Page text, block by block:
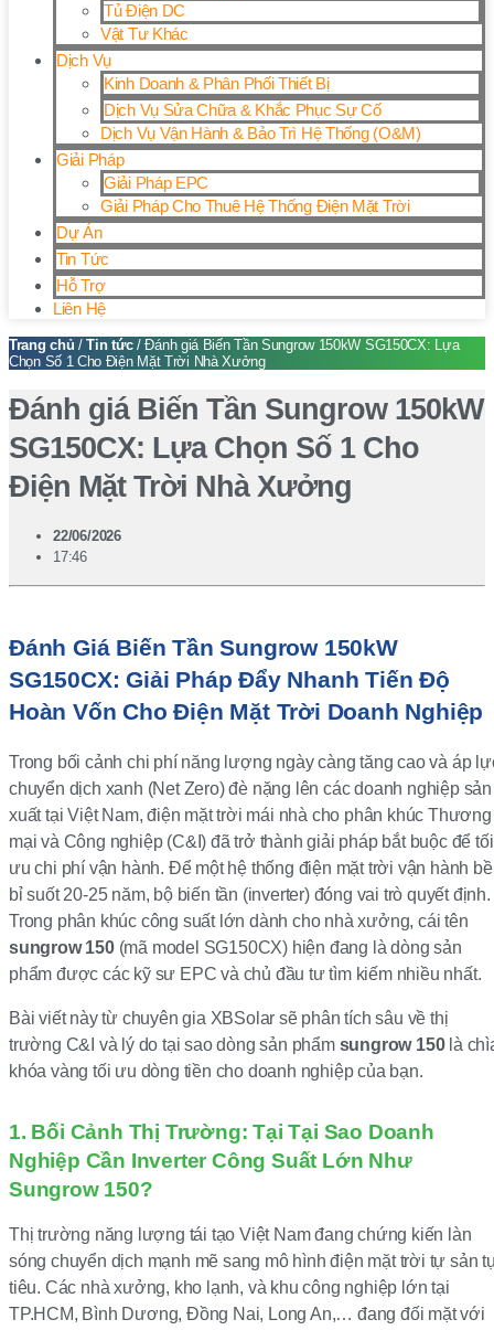
Tủ Điện DC
Vật Tư Khác
Dịch Vụ
Kinh Doanh & Phân Phối Thiết Bị
Dịch Vụ Sửa Chữa & Khắc Phục Sự Cố
Dịch Vụ Vận Hành & Bảo Trì Hệ Thống (O&M)
Giải Pháp
Giải Pháp EPC
Giải Pháp Cho Thuê Hệ Thống Điện Mặt Trời
Dự Án
Tin Tức
Hỗ Trợ
Liên Hệ
Trang chủ /Tin tức/ Đánh giá Biến Tần Sungrow 150kW SG150CX: Lựa
Chọn Số 1 Cho Điện Mặt Trời Nhà Xưởng
Đánh giá Biến Tần Sungrow 150kW
SG150CX: Lựa Chọn Số 1 Cho
Điện Mặt Trời Nhà Xưởng
22/06/2026
17:46
Đánh Giá Biến Tần Sungrow 150kW
SG150CX: Giải Pháp Đẩy Nhanh Tiến Độ
Hoàn Vốn Cho Điện Mặt Trời Doanh Nghiệp
Trong bối cảnh chi phí năng lượng ngày càng tăng cao và áp
chuyển dịch xanh (Net Zero) đè nặng lên các doanh nghiệp sản
xuất tại Việt Nam, điện mặt trời mái nhà cho phân khúc Thương
mại và Công nghiệp (C&I) đã trở thành giải pháp bắt buộc để tối
ưu chi phí vận hành. Để một hệ thống điện mặt trời vận hành
bỉ suốt 20-25 năm, bộ biến tần (inverter) đóng vai trò quyết định.
Trong phân khúc công suất lớn dành cho nhà xưởng, cái tên
sungrow 150(mã model SG150CX) hiện đang là dòng sản
phẩm được các kỹ sư EPC và chủ đầu tư tìm kiếm nhiều nhất.
Bài viết này từ chuyên gia XBSolar sẽ phân tích sâu về thị
trường C&I và lý do tại sao dòng sản phẩm sungrow 150là
khóa vàng tối ưu dòng tiền cho doanh nghiệp của bạn.
1. Bối Cảnh Thị Trường: Tại Tại Sao Doanh
Nghiệp Cần Inverter Công Suất Lớn Như
Sungrow 150?
Thị trường năng lượng tái tạo Việt Nam đang chứng kiến làn
sóng chuyển dịch mạnh mẽ sang mô hình điện mặt trời tự sản
tiêu. Các nhà xưởng, kho lạnh, và khu công nghiệp lớn tại
TP.HCM, Bình Dương, Đồng Nai, Long An,… đang đối mặt với